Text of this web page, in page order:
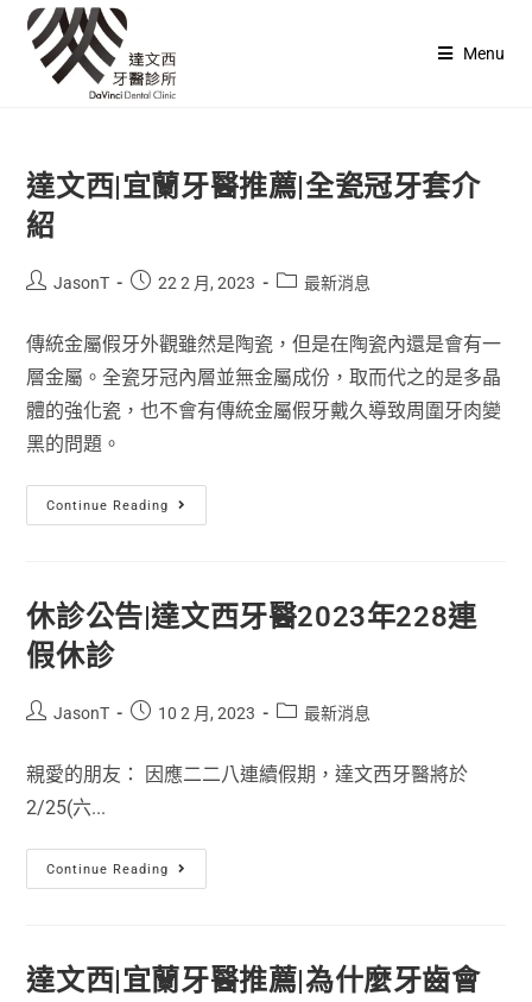
Menu
達文西|宜蘭牙醫推薦|全瓷冠牙套介
紹
JasonT 22 2 月, 2023 最新消息
傳統金屬假牙外觀雖然是陶瓷，但是在陶瓷內還是會有一
層金屬。全瓷牙冠內層並無金屬成份，取而代之的是多晶
體的強化瓷，也不會有傳統金屬假牙戴久導致周圍牙肉變
黑的問題。
Continue Reading
休診公告|達文西牙醫2023年228連
假休診
JasonT 10 2 月, 2023 最新消息
親愛的朋友： 因應二二八連續假期，達文西牙醫將於
2/25(六...
Continue Reading
達文西|宜蘭牙醫推薦|為什麼牙齒會